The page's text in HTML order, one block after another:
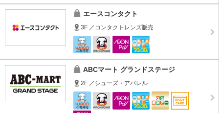
エースコンタクト
3F ／コンタクトレンズ販売
ABCマート グランドステージ
2F ／シューズ・アパレル